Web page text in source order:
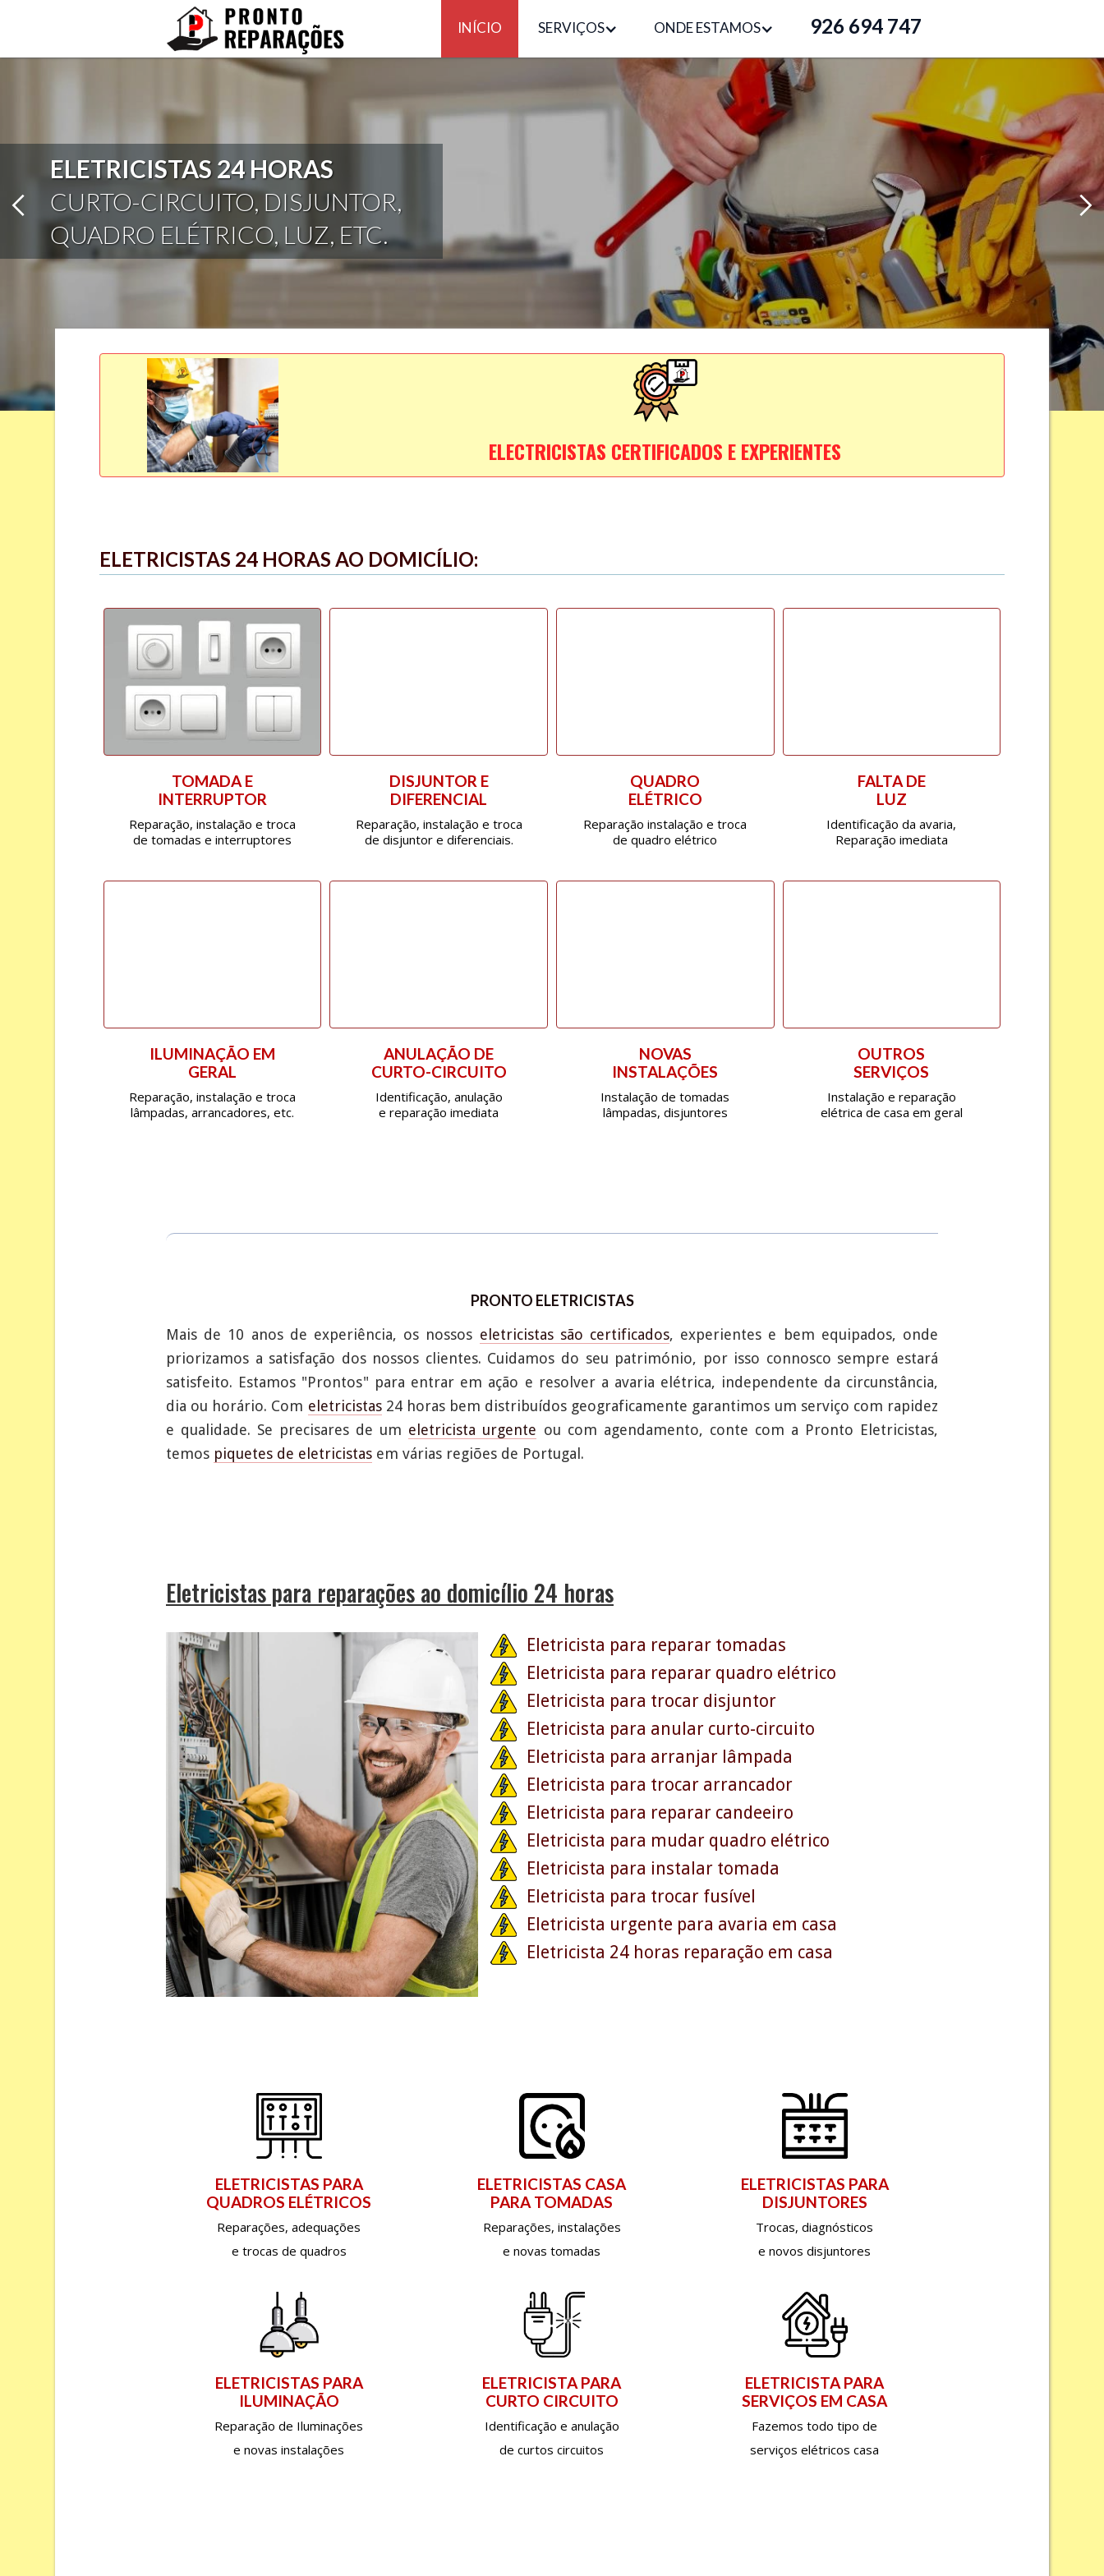
INÍCIO SERVIÇOS ONDE ESTAMOS 926 694 747
ELETRICISTA CERTIFICADO 24 HS
TOMADA, LUZ, QUADRO ELÉTRICO,
DISJUNTOR, LÂMPADAS E OUTROS
ELECTRICISTAS CERTIFICADOS E EXPERIENTES
ELETRICISTAS 24 HORAS AO DOMICÍLIO:
TOMADA E
INTERRUPTOR
Reparação, instalação e troca
de tomadas e interruptores
DISJUNTOR E
DIFERENCIAL
Reparação, instalação e troca
de disjuntor e diferenciais.
QUADRO
ELÉTRICO
Reparação instalação e troca
de quadro elétrico
FALTA DE
LUZ
Identificação da avaria,
Reparação imediata
ILUMINAÇÃO EM
GERAL
Reparação, instalação e troca
lâmpadas, arrancadores, etc.
ANULAÇÃO DE
CURTO-CIRCUITO
Identificação, anulação
e reparação imediata
NOVAS
INSTALAÇÕES
Instalação de tomadas
lâmpadas, disjuntores
OUTROS
SERVIÇOS
Instalação e reparação
elétrica de casa em geral
PRONTO ELETRICISTAS
Mais de 10 anos de experiência, os nossos eletricistas são certificados, experientes e bem equipados, onde
priorizamos a satisfação dos nossos clientes. Cuidamos do seu património, por isso connosco sempre estará
satisfeito. Estamos "Prontos" para entrar em ação e resolver a avaria elétrica, independente da circunstância,
dia ou horário. Com eletricistas24 horas bem distribuídos geograficamente garantimos um serviço com rapidez
e qualidade. Se precisares de um eletricista urgente ou com agendamento, conte com a Pronto Eletricistas,
temos piquetes de eletricistas em várias regiões de Portugal.
Eletricistas para reparações ao domicílio 24 horas
Eletricista para reparar tomadas
Eletricista para reparar quadro elétrico
Eletricista para trocar disjuntor
Eletricista para anular curto-circuito
Eletricista para arranjar lâmpada
Eletricista para trocar arrancador
Eletricista para reparar candeeiro
Eletricista para mudar quadro elétrico
Eletricista para instalar tomada
Eletricista para trocar fusível
Eletricista urgente para avaria em casa
Eletricista 24 horas reparação em casa
ELETRICISTAS PARA
QUADROS ELÉTRICOS
Reparações, adequações
e trocas de quadros
ELETRICISTAS CASA
PARA TOMADAS
Reparações, instalações
e novas tomadas
ELETRICISTAS PARA
DISJUNTORES
Trocas, diagnósticos
e novos disjuntores
ELETRICISTAS PARA
ILUMINAÇÃO
Reparação de Iluminações
e novas instalações
ELETRICISTA PARA
CURTO CIRCUITO
Identificação e anulação
de curtos circuitos
ELETRICISTA PARA
SERVIÇOS EM CASA
Fazemos todo tipo de
serviços elétricos casa